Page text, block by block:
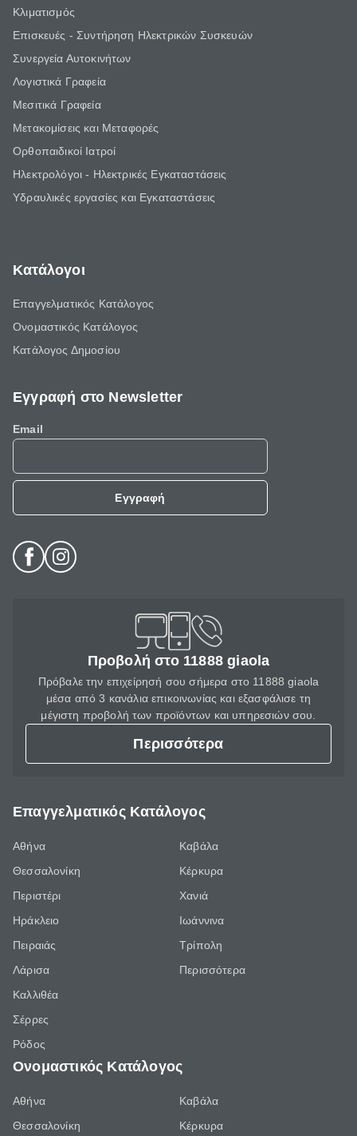
Κλιματισμός
Επισκευές - Συντήρηση Ηλεκτρικών Συσκευών
Συνεργεία Αυτοκινήτων
Λογιστικά Γραφεία
Μεσιτικά Γραφεία
Μετακομίσεις και Μεταφορές
Ορθοπαιδικοί Ιατροί
Ηλεκτρολόγοι - Ηλεκτρικές Εγκαταστάσεις
Υδραυλικές εργασίες και Εγκαταστάσεις
Κατάλογοι
Επαγγελματικός Κατάλογος
Ονομαστικός Κατάλογος
Κατάλογος Δημοσίου
Εγγραφή στο Newsletter
Email
Εγγραφή
Προβολή στο 11888 giaola
Πρόβαλε την επιχείρησή σου σήμερα στο 11888 giaola
μέσα από 3 κανάλια επικοινωνίας και εξασφάλισε τη
μέγιστη προβολή των προϊόντων και υπηρεσιών σου.
Περισσότερα
Επαγγελματικός Κατάλογος
Αθήνα
Θεσσαλονίκη
Περιστέρι
Ηράκλειο
Πειραιάς
Λάρισα
Καλλιθέα
Σέρρες
Ρόδος
Καβάλα
Κέρκυρα
Χανιά
Ιωάννινα
Τρίπολη
Περισσότερα
Ονομαστικός Κατάλογος
Αθήνα
Θεσσαλονίκη
Καβάλα
Κέρκυρα